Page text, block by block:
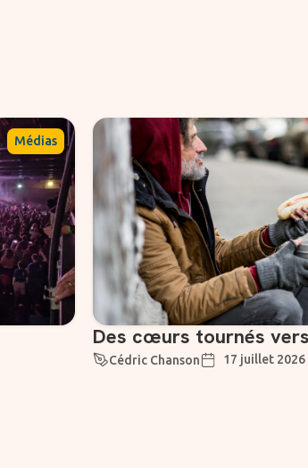
, Médias
Des cœurs tournés
Cédric Chanson 17 juillet 2026